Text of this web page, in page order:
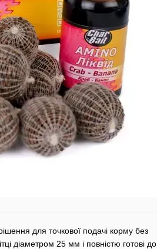
для точкової подачі корму без
діаметром 25 мм і повністю готові до